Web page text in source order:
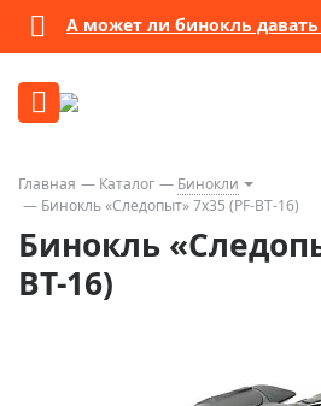
А может ли бинокль давать
Главная Каталог
Бинокли
Бинокль «Следопыт» 7x35 (PF-BT-16)
Бинокль
BT-16)